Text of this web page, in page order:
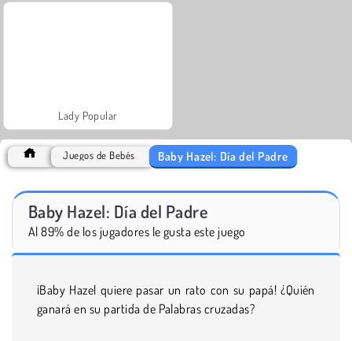
Lady Popular
Juegos de Bebés Baby Hazel: Día del Padre
Baby Hazel: Día del Padre
Al 89% de los jugadores le gusta este juego
¡Baby Hazel quiere pasar un rato con su papá! ¿Quién
ganará en su partida de Palabras cruzadas?